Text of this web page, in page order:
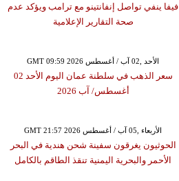
فيفا ينفي تواصل إنفانتينو مع ترامب ويؤكد عدم
صحة التقارير الإعلامية
GMT 09:59 2026 الأحد ,02 آب / أغسطس
سعر الذهب في سلطنة عمان اليوم الأحد 02
أغسطس/ آب 2026
GMT 21:57 2026 الأربعاء ,05 آب / أغسطس
الحوثيون يغرقون سفينة شحن هندية في البحر
الأحمر والبحرية اليمنية تنقذ الطاقم بالكامل